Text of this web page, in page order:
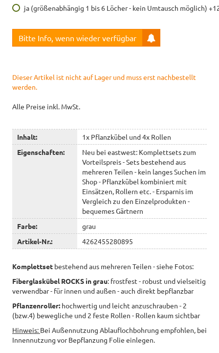
ja (größenabhängig 1 bis 6 Löcher - kein Umtausch möglich)
Bitte Info, wenn wieder verfügbar
Dieser Artikel ist nicht auf Lager und muss erst nachbestellt
werden.
Alle Preise inkl. MwSt.
Inhalt:
1x Pflanzkübel und 4x Rollen
Eigenschaften:
Neu bei eastwest: Komplettsets zum
Vorteilspreis - Sets bestehend aus
mehreren Teilen - kein langes Suchen im
Shop - Pflanzkübel kombiniert mit
Einsätzen, Rollern etc. - Ersparnis im
Vergleich zu den Einzelprodukten -
bequemes Gärtnern
Farbe:
grau
Artikel-Nr.:
4262455280895
Komplettset bestehend aus mehreren Teilen - siehe Fotos:
Fiberglaskübel ROCKS in grau: frostfest - robust und vielseitig
verwendbar - für innen und außen - auch direkt bepflanzbar
Pflanzenroller: hochwertig und leicht anzuschrauben - 2
(bzw.4) bewegliche und 2 feste Rollen - Rollen kaum sichtbar
Hinweis: Bei Außennutzung Ablauflochbohrung empfohlen, bei
Innennutzung vor Bepflanzung Folie einlegen.